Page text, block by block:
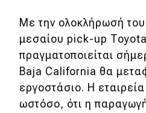
Eco
Νέα
Τεχνολογία
Με την ολοκλήρωσή
μεσαίου pick-up
πραγματοποιείται
Baja California θα
εργοστάσιο. Η
ωστόσο, ότι η